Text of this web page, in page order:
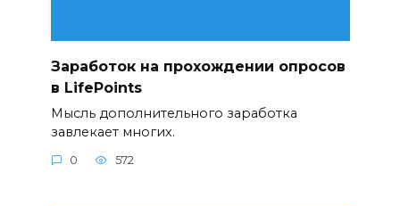
Заработок на прохождении опросов
в LifePoints
Мысль дополнительного заработка
завлекает многих.
0 572